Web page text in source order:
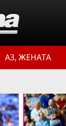
АЗ, ЖЕНАТА